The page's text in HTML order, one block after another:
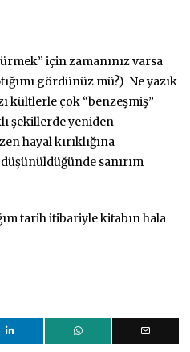
için zamanınız varsa
gördünüz mü?) Ne yazık
kültlerle çok “benzeşmiş”
şekillerde yeniden
hayal kırıklığına
sanırım
tarih itibariyle kitabın hala